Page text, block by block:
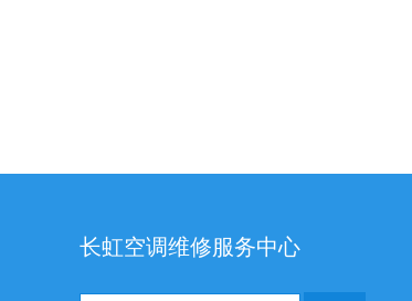
长虹空调维修服务中心